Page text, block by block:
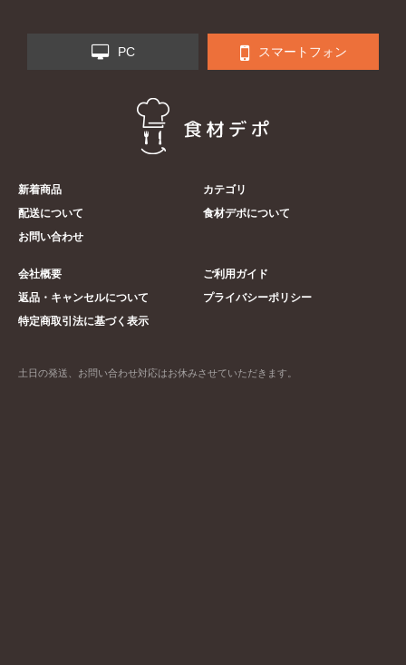
PC スマートフォン
新着商品
カテゴリ
配送について
食材デポについて
お問い合わせ
会社概要
ご利用ガイド
返品・キャンセルについて
プライバシーポリシー
特定商取引法に基づく表示
土日の発送、お問い合わせ対応はお休みさせていただきます。